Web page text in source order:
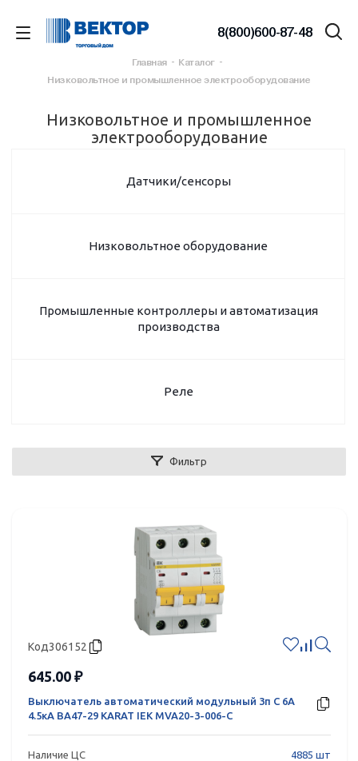
8(800)600-87-48
Главная - Каталог -
Низковольтное и промышленное электрооборудование
Низковольтное и промышленное
электрооборудование
Датчики/сенсоры
Низковольтное оборудование
Промышленные контроллеры и автоматизация
производства
Реле
Фильтр
Код306152
645.00 ₽
Выключатель автоматический модульный 3п C 6А
4.5кА ВА47-29 KARAT IEK MVA20-3-006-C
Наличие ЦС 4885 шт